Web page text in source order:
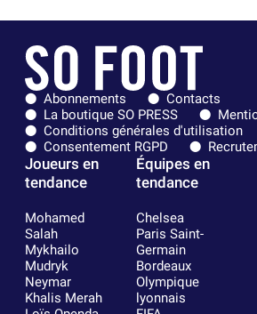
Abonnements
Contacts
La boutique SO PRESS
Conditions générales d'utilisation
Consentement RGPD
Joueurs en
tendance
Mohamed
Salah
Mykhailo
Mudryk
Neymar
Khalis Merah
Équipes en
tendance
Chelsea
Paris Saint-
Germain
Bordeaux
Olympique
lyonnais